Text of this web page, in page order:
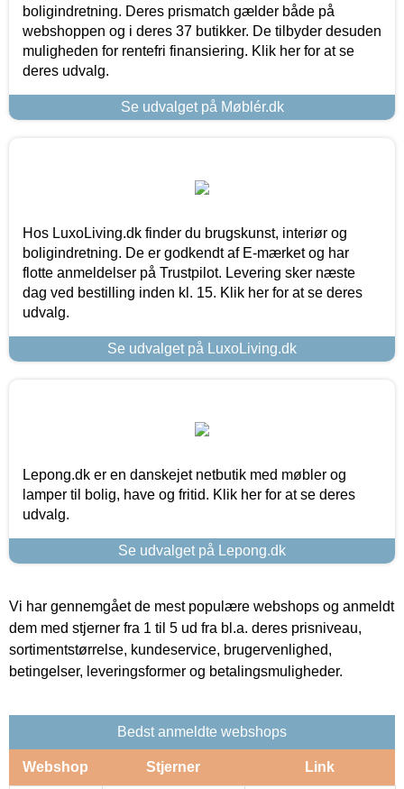
boligindretning. Deres prismatch gælder både på
webshoppen og i deres 37 butikker. De tilbyder desuden
muligheden for rentefri finansiering. Klik her for at se
deres udvalg.
Se udvalget på Møblér.dk
Hos LuxoLiving.dk finder du brugskunst, interiør og
boligindretning. De er godkendt af E-mærket og har
flotte anmeldelser på Trustpilot. Levering sker næste
dag ved bestilling inden kl. 15. Klik her for at se deres
udvalg.
Se udvalget på LuxoLiving.dk
Lepong.dk er en danskejet netbutik med møbler og
lamper til bolig, have og fritid. Klik her for at se deres
udvalg.
Se udvalget på Lepong.dk
Vi har gennemgået de mest populære webshops og anmeldt
dem med stjerner fra 1 til 5 ud fra bl.a. deres prisniveau,
sortimentstørrelse, kundeservice, brugervenlighed,
betingelser, leveringsformer og betalingsmuligheder.
Bedst anmeldte webshops
Webshop Stjerner Link